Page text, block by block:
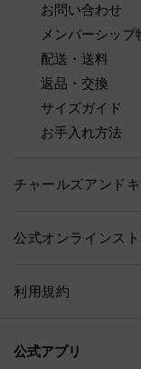
お問い合わせ
メンバーシップ
配送・送料
返品・交換
サイズガイド
お手入れ方法
チャールズアンド
公式オンラインス
利用規約
公式アプリ